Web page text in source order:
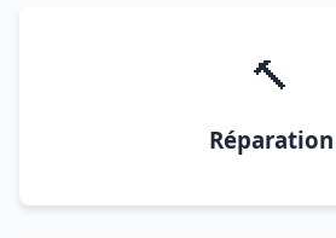
🔨
Réparation